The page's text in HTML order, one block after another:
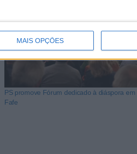
MAIS OPÇÕES
PS promove Fórum dedicado à diáspora em
Fafe